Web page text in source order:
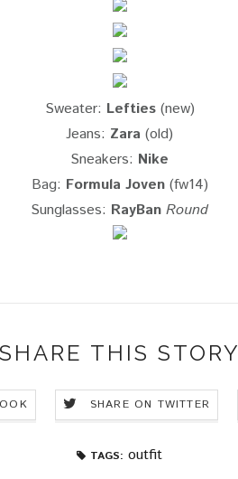
Sweater: Lefties(new)
Jeans: Zara (old)
Sneakers: Nike
Bag: Formula Joven (fw14)
Sunglasses: RayBan Round
SHARE THIS STORY
SHARE ON TWITTER
TAGS: outfit